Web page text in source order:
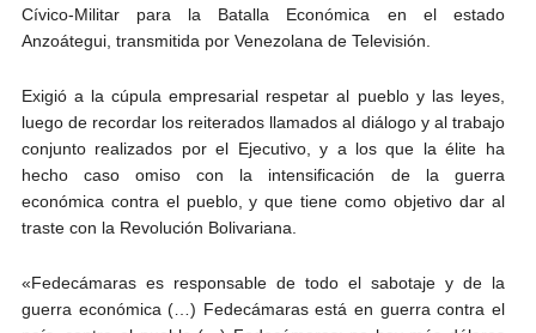
Cívico-Militar para la Batalla Económica en el estado
Anzoátegui, transmitida por Venezolana de Televisión.
Exigió a la cúpula empresarial respetar al pueblo y las leyes,
luego de recordar los reiterados llamados al diálogo y al trabajo
conjunto realizados por el Ejecutivo, y a los que la élite ha
hecho caso omiso con la intensificación de la guerra
económica contra el pueblo, y que tiene como objetivo dar al
traste con la Revolución Bolivariana.
«Fedecámaras es responsable de todo el sabotaje y de la
guerra económica (…) Fedecámaras está en guerra contra el